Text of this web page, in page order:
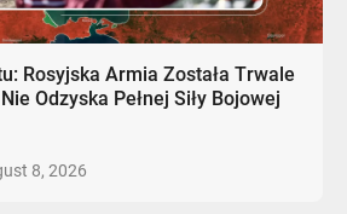
Rosyjska Armia Została Trwale
Odzyska Pełnej Siły Bojowej
8, 2026